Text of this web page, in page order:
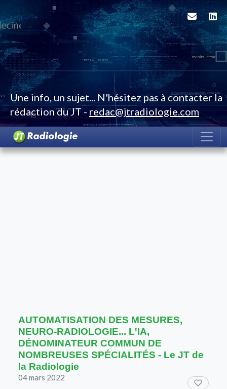
Une info, un sujet... N'hésitez pas à contacter la
rédaction du JT -redac@jtradiologie.com
AUTOMATISATION DES MESURES,
NEURO-RADIOLOGIE... L'IA,
DÉNOMINATEUR COMMUN DE
NOMBREUSES SPÉCIALITÉS - Le JT de
la Radiologie
04 mars 2022